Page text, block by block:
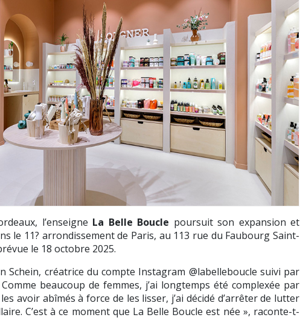
l’enseigne La Belle Boucle poursuit son expansion et
le 11? arrondissement de Paris, au 113 rue du Faubourg Saint-
le 18 octobre 2025.
Schein, créatrice du compte Instagram @labelleboucle suivi par
beaucoup de femmes, j’ai longtemps été complexée par
avoir abîmés à force de les lisser, j’ai décidé d’arrêter de lutter
C’est à ce moment que La Belle Boucle est née », raconte-t-